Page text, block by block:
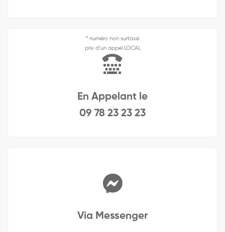
* numéro non surtaxé
prix d’un appel LOCAL
En Appelant le
09 78 23 23 23
Via Messenger